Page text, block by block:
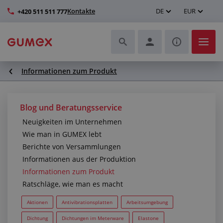
+420 511 511 777Kontakte DE EUR
Schläuche und deren Komplettierung
Technische Kunststoffe
Transportbänder und Montage
Weitere Gummi- und Kunststoffprodukte
Informationen zum Produkt
Blog und Beratungsservice
Neuigkeiten im Unternehmen
Wie man in GUMEX lebt
Berichte von Versammlungen
Informationen aus der Produktion
Informationen zum Produkt
Ratschläge, wie man es macht
Aktionen Antivibrationsplatten Arbeitsumgebung
Dichtung Dichtungen im Meterware Elastone